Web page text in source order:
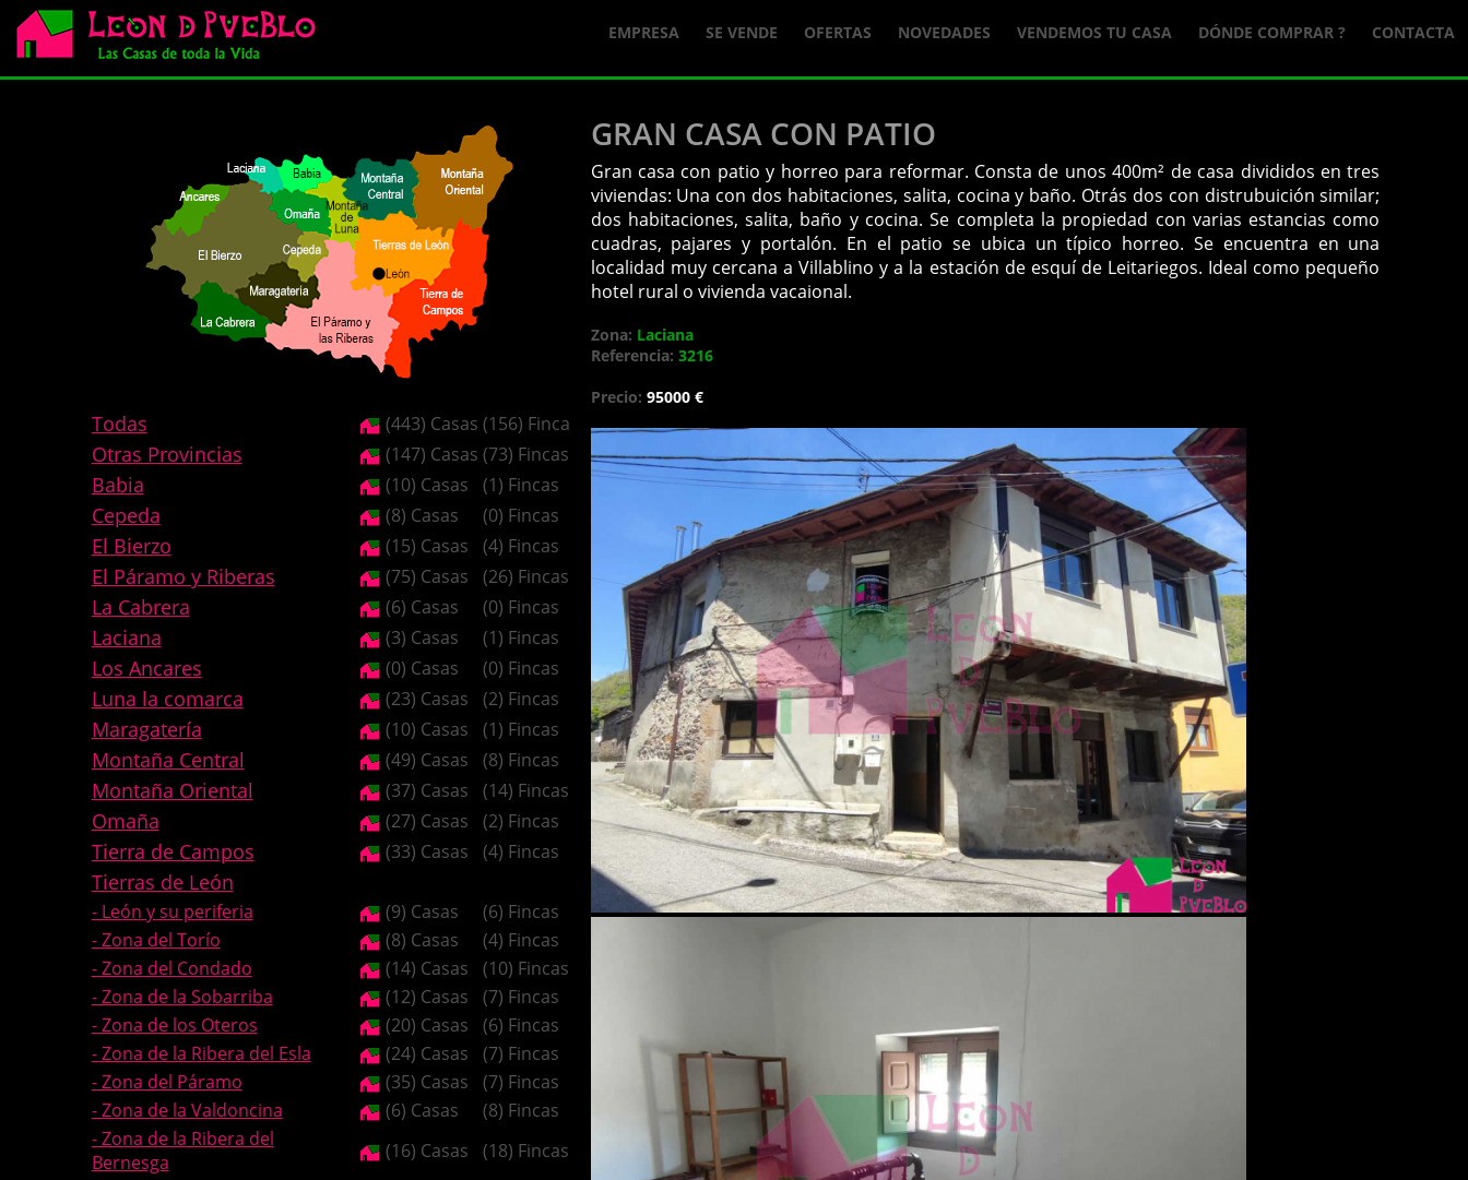
EMPRESA SE VENDE OFERTAS NOVEDADES VENDEMOS TU CASA DÓNDE COMPRAR ? CONTACTA
Todas (443) Casas (156) Fincas
Otras Provincias (147) Casas (73) Fincas
Babia (10) Casas (1) Fincas
Cepeda (8) Casas (0) Fincas
El Bierzo (15) Casas (4) Fincas
El Páramo y Riberas (75) Casas (26) Fincas
La Cabrera (6) Casas (0) Fincas
Laciana (3) Casas (1) Fincas
Los Ancares (0) Casas (0) Fincas
Luna la comarca (23) Casas (2) Fincas
Maragatería (10) Casas (1) Fincas
Montaña Central (49) Casas (8) Fincas
Montaña Oriental (37) Casas (14) Fincas
Omaña (27) Casas (2) Fincas
Tierra de Campos (33) Casas (4) Fincas
Tierras de León
- León y su periferia (9) Casas
(6) Fincas
- Zona del Torío
(8) Casas
(4) Fincas
- Zona del Condado
(14) Casas
(10) Fincas
- Zona de la Sobarriba
(12) Casas
(7) Fincas
- Zona de los Oteros
(20) Casas
(6) Fincas
- Zona de la Ribera del Esla
(24) Casas
(7) Fincas
- Zona del Páramo
(35) Casas
(7) Fincas
- Zona de la Valdoncina
(6) Casas
(8) Fincas
- Zona de la Ribera del
Bernesga
(16) Casas (18) Fincas
GRAN CASA CON PATIO
Gran casa con patio y horreo para reformar. Consta de unos 400m² de casa divididos en tres
viviendas: Una con dos habitaciones, salita, cocina y baño. Otrás dos con distrubuición similar;
dos habitaciones, salita, baño y cocina. Se completa la propiedad con varias estancias como
cuadras, pajares y portalón. En el patio se ubica un típico horreo. Se encuentra en una
localidad muy cercana a Villablino y a la estación de esquí de Leitariegos. Ideal como pequeño
hotel rural o vivienda vacaional.
Zona: Laciana
Referencia: 3216
Precio: 95000 €